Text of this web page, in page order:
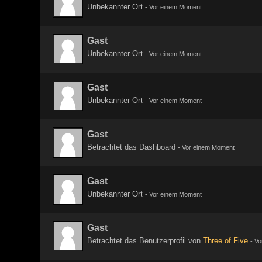
Unbekannter Ort - Vor einem Moment
Gast
Unbekannter Ort - Vor einem Moment
Gast
Unbekannter Ort - Vor einem Moment
Gast
Betrachtet das Dashboard - Vor einem Moment
Gast
Unbekannter Ort - Vor einem Moment
Gast
Betrachtet das Benutzerprofil von Three of Five -